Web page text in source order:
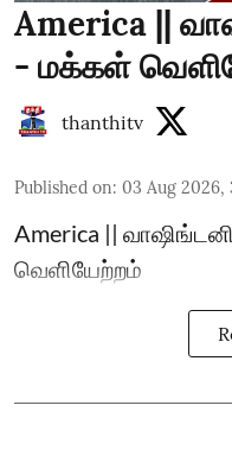
America ||
- மக்கள்
thanthitv
Published on: 03 Aug 2026,
America ||
வெளியேற்றம்